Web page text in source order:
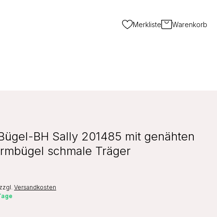
Merkliste Warenkorb
BH Sally 201485 mit genähten
schmale Träger
Versandkosten